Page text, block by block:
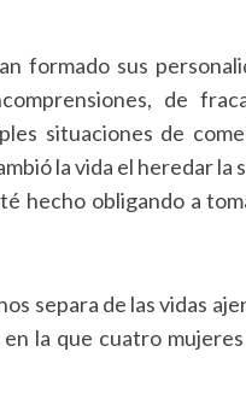
formado sus
de
situaciones de
la vida el heredar la
hecho obligando a
separa de las vidas
la que cuatro